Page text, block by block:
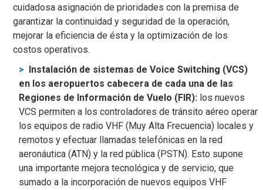
cuidadosa asignación de prioridades con la premisa de
garantizar la continuidad y seguridad de la operación,
mejorar la eficiencia de ésta y la optimización de los
costos operativos.
Instalación de sistemas de Voice Switching (VCS)
en los aeropuertos cabecera de cada una de las
Regiones de Información de Vuelo (FIR): los nuevos
VCS permiten a los controladores de tránsito aéreo operar
los equipos de radio VHF (Muy Alta Frecuencia) locales y
remotos y efectuar llamadas telefónicas en la red
aeronáutica (ATN) y la red pública (PSTN). Esto supone
una importante mejora tecnológica y de servicio, que
sumado a la incorporación de nuevos equipos VHF